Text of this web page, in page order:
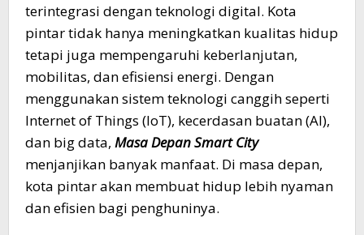
terintegrasi dengan teknologi digital. Kota
pintar tidak hanya meningkatkan kualitas hidup
tetapi juga mempengaruhi keberlanjutan,
mobilitas, dan efisiensi energi. Dengan
menggunakan sistem teknologi canggih seperti
Internet of Things (IoT), kecerdasan buatan (AI),
dan big data, Masa Depan Smart City
menjanjikan banyak manfaat. Di masa depan,
kota pintar akan membuat hidup lebih nyaman
dan efisien bagi penghuninya.